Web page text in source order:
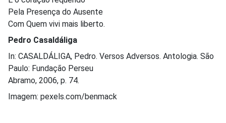
Pela Presença do Ausente
Com Quem vivi mais liberto.
Pedro Casaldáliga
In: CASALDÁLIGA, Pedro. Versos Adversos. Antologia. São
Paulo: Fundação Perseu
Abramo, 2006, p. 74.
Imagem: pexels.com/benmack